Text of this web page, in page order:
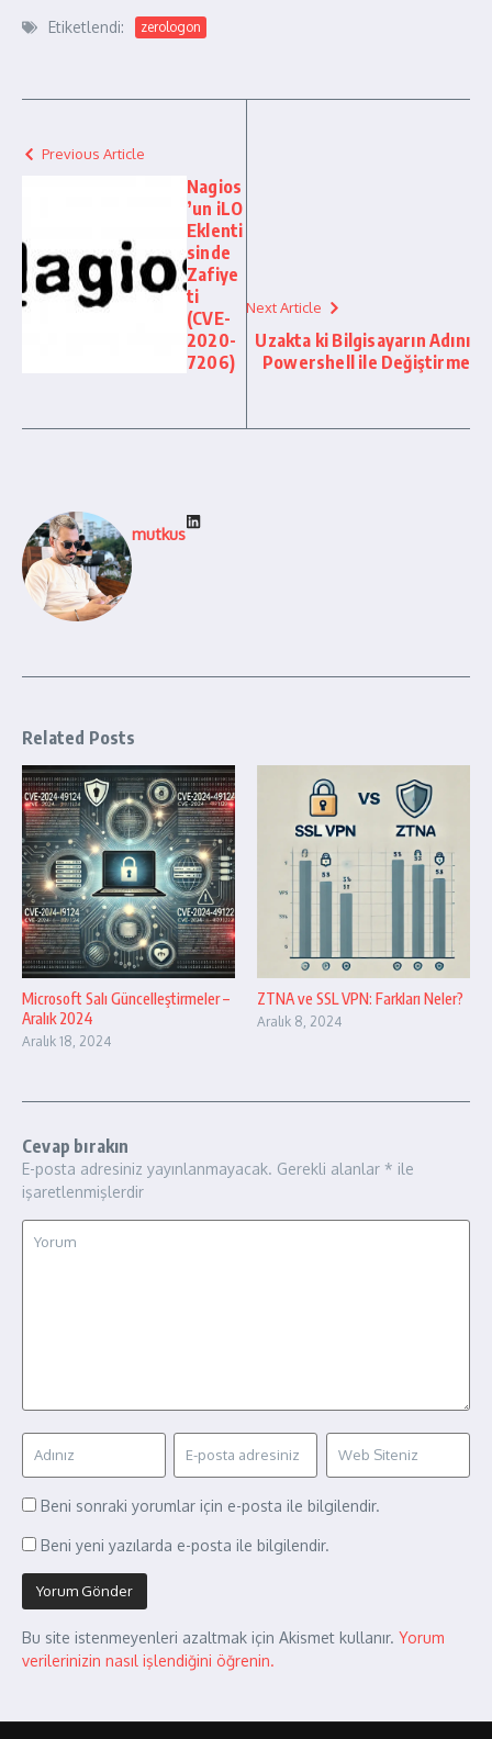
Etiketlendi: zerologon
Previous Article
Nagios
’un iLO
Eklenti
sinde
Zafiye
ti
(CVE-
2020-
7206)
Next Article
Uzakta ki Bilgisayarın Adını
Powershell ile Değiştirme
mutkus
Related Posts
Microsoft Salı Güncelleştirmeler –
Aralık 2024
Aralık 18, 2024
ZTNA ve SSL VPN: Farkları Neler?
Aralık 8, 2024
Cevap bırakın
E-posta adresiniz yayınlanmayacak. Gerekli alanlar * ile
işaretlenmişlerdir
Beni sonraki yorumlar için e-posta ile bilgilendir.
Beni yeni yazılarda e-posta ile bilgilendir.
Bu site istenmeyenleri azaltmak için Akismet kullanır. Yorum
verilerinizin nasıl işlendiğini öğrenin.